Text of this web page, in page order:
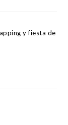
y fiesta de